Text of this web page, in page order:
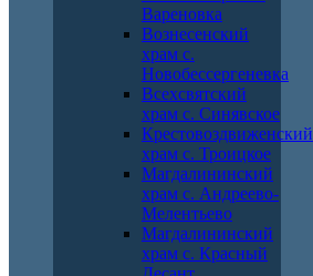
Вареновка
Вознесенский
храм с.
Новобессергеневка
Всехсвятский
храм с. Синявское
Крестовоздвиженский
храм с. Троицкое
Магдалининский
храм с. Андреево-
Мелентьево
Магдалининский
храм с. Красный